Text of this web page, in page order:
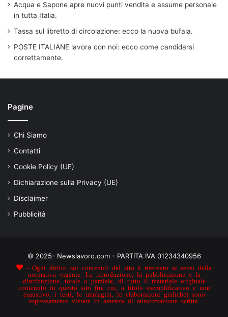
Acqua e Sapone apre nuovi punti vendita e assume personale
in tutta Italia.
Tassa sul libretto di circolazione: ecco la nuova bufala.
POSTE ITALIANE lavora con noi: ecco come candidarsi
correttamente.
Pagine
Chi Siamo
Contatti
Cookie Policy (UE)
Dichiarazione sulla Privacy (UE)
Disclaimer
Pubblicità
© 2025- Newslavoro.com - PARTITA IVA 01234340956
- Ogni diritto sui contenuti del sito è riservato ai sensi della
normativa vigente. La riproduzione, la pubblicazione e la
distribuzione, totale o parziale, di tutto il materiale originale
contenuto in questo sito (tra cui, a titolo esemplificativo e non
esaustivo, i testi, le immagini, le elaborazioni grafiche) sono
espressamente vietate in assenza di autorizzazione scritta.